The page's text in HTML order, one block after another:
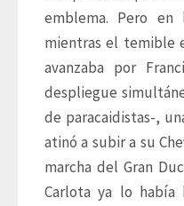
emblema. Pero
mientras el temible
avanzaba por
despliegue
de paracaidistas-,
atinó a subir a su
marcha del Gran
Carlota ya lo